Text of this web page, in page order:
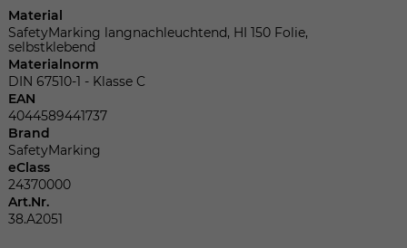
Material
SafetyMarking langnachleuchtend, HI 150 Folie,
selbstklebend
Materialnorm
DIN 67510-1 - Klasse C
EAN
4044589441737
Brand
SafetyMarking
eClass
24370000
Art.Nr.
38.A2051
Laufzeit
zufällig generierte ID, für die historische
Name